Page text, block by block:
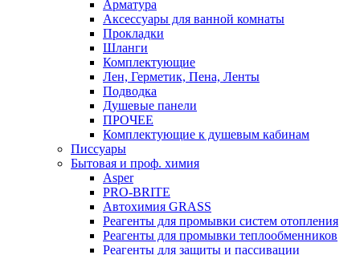
Арматура
Аксессуары для ванной комнаты
Прокладки
Шланги
Комплектующие
Лен, Герметик, Пена, Ленты
Подводка
Душевые панели
ПРОЧЕЕ
Комплектующие к душевым кабинам
Писсуары
Бытовая и проф. химия
Asper
PRO-BRITE
Автохимия GRASS
Реагенты для промывки систем отопления
Реагенты для промывки теплообменников
Реагенты для защиты и пассивации